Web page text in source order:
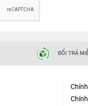
ĐỔI TRẢ